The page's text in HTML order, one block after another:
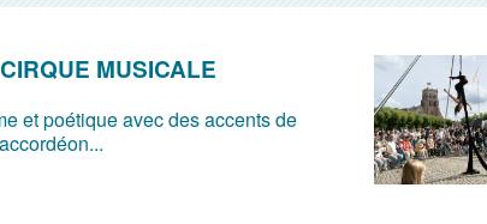
MUSICALE
et poétique avec des accents de